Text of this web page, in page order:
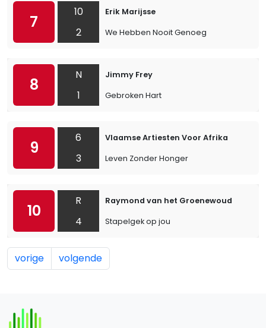
7
10
2
Erik Marijsse
We Hebben Nooit Genoeg
8
N
1
Jimmy Frey
Gebroken Hart
9
6
3
Vlaamse Artiesten Voor Afrika
Leven Zonder Honger
10
R
4
Raymond van het Groenewoud
Stapelgek op jou
vorige volgende